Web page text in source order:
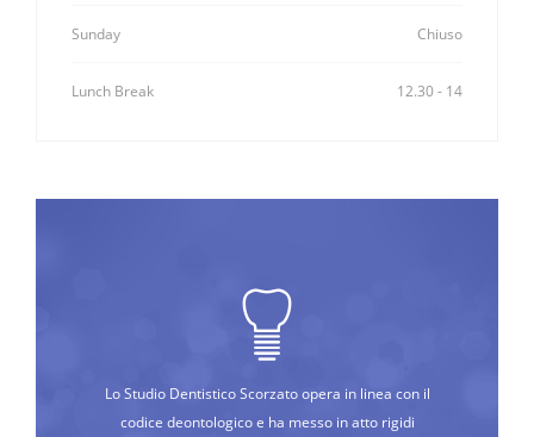
Sunday Chiuso
Lunch Break 12.30 - 14
Lo Studio Dentistico Scorzato opera in linea con il
codice deontologico e ha messo in atto rigidi